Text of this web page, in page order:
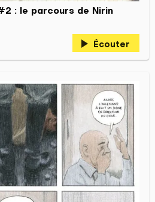
: le parcours de Nirin
play_arrow Écouter